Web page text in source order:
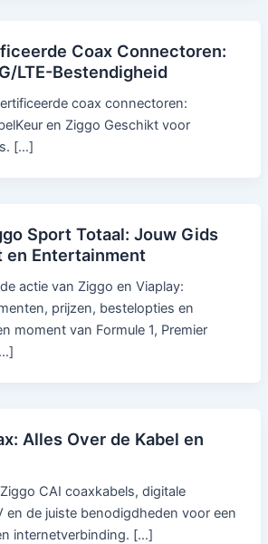
Coax Connectoren:
LTE-Bestendigheid
coax connectoren:
en Ziggo Geschikt voor
[…]
Sport Totaal: Jouw Gids
en Entertainment
actie van Ziggo en Viaplay:
prijzen, bestelopties en
moment van Formule 1, Premier
Alles Over de Kabel en
CAI coaxkabels, digitale
en de juiste benodigdheden voor een
internetverbinding. […]